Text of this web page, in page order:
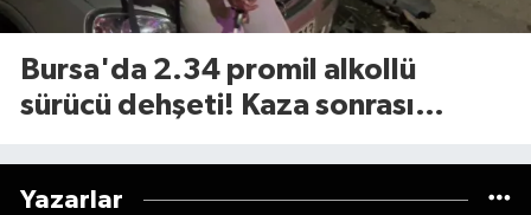
Bursa'da 2.34 promil alkollü
sürücü dehşeti! Kaza sonrası
Yazarlar